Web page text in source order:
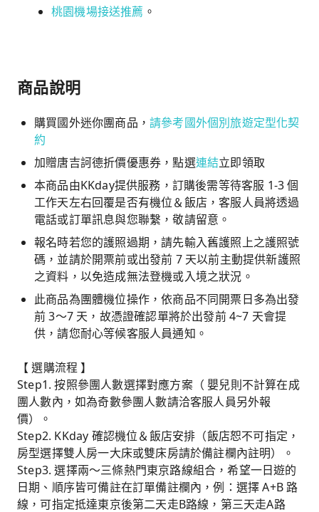
桃園機場接送推薦 。
商品說明
購買國外迷你團商品， 請參考國外個別旅遊定型化契
約
加贈唐吉訶德折價優惠券，點選連結立即領取
本商品由KKday提供服務，訂購後需等待客服 1-3 個
工作天左右回覆是否有機位＆飯店，客服人員將透過
電話或訂單訊息與您聯繫，敬請留意。
報名時若您的護照過期，請先輸入舊護照上之護照號
碼，並請於開票前或出發前 7 天以前主動提供新護照
之資料，以免造成無法登機或入境之狀況。
此商品為團體機位操作，依商品不同開票日多為出發
前 3～7 天，故憑證確認單將於出發前 4~7 天會提
供，請您耐心等候客服人員通知。
【 選購流程 】
Step1. 按照參團人數選擇對應方案（ 嬰兒則不計算在成
團人數內，如為奇數參團人數請洽客服人員另外報
價）。
Step2. KKday 確認機位＆飯店安排（飯店恕不可指定，
房型選擇雙人房一大床或雙床房請於備註欄內註明）。
Step3. 選擇兩～三條熱門東京路線組合，希望一日遊的
日期、順序皆可備註在訂單備註欄內，例：選擇 A+B 路
線，可指定抵達東京後第二天走B路線，第三天走A路